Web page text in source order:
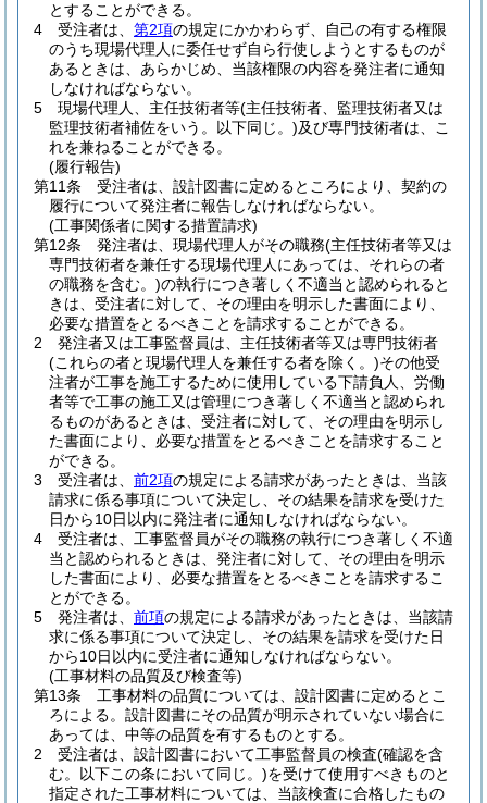
とすることができる。
4
受注者は、 第2項の規定にかかわらず、自己の有する権限
のうち現場代理人に委任せず自ら行使しようとするものが
あるときは、あらかじめ、当該権限の内容を発注者に通知
しなければならない。
5
現場代理人、主任技術者等(主任技術者、監理技術者又は
監理技術者補佐をいう。以下同じ。)及び専門技術者は、こ
れを兼ねることができる。
(履行報告)
第11条
受注者は、設計図書に定めるところにより、契約の
履行について発注者に報告しなければならない。
(工事関係者に関する措置請求)
第12条
発注者は、現場代理人がその職務(主任技術者等又は
専門技術者を兼任する現場代理人にあっては、それらの者
の職務を含む。)の執行につき著しく不適当と認められると
きは、受注者に対して、その理由を明示した書面により、
必要な措置をとるべきことを請求することができる。
2
発注者又は工事監督員は、主任技術者等又は専門技術者
(これらの者と現場代理人を兼任する者を除く。)その他受
注者が工事を施工するために使用している下請負人、労働
者等で工事の施工又は管理につき著しく不適当と認められ
るものがあるときは、受注者に対して、その理由を明示し
た書面により、必要な措置をとるべきことを請求すること
ができる。
3
受注者は、 前2項の規定による請求があったときは、当該
請求に係る事項について決定し、その結果を請求を受けた
日から10日以内に発注者に通知しなければならない。
4
受注者は、工事監督員がその職務の執行につき著しく不適
当と認められるときは、発注者に対して、その理由を明示
した書面により、必要な措置をとるべきことを請求するこ
とができる。
5
発注者は、 前項の規定による請求があったときは、当該請
求に係る事項について決定し、その結果を請求を受けた日
から10日以内に受注者に通知しなければならない。
(工事材料の品質及び検査等)
第13条
工事材料の品質については、設計図書に定めるとこ
ろによる。 設計図書にその品質が明示されていない場合に
あっては、中等の品質を有するものとする。
2
受注者は、設計図書において工事監督員の検査(確認を含
む。以下この条において同じ。)を受けて使用すべきものと
指定された工事材料については、当該検査に合格したもの